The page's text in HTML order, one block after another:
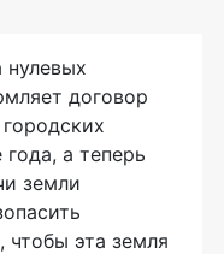
нулевых
договор
а теперь
земли
эта земля